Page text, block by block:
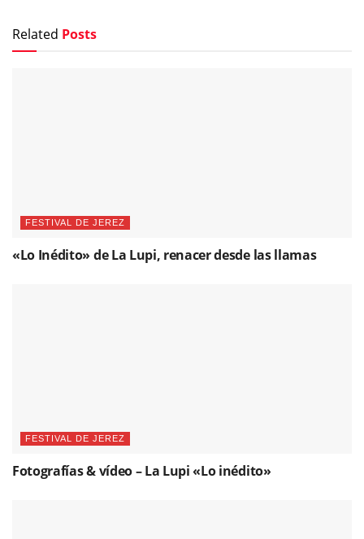
Related Posts
FESTIVAL DE JEREZ
«Lo Inédito» de La Lupi, renacer desde las llamas
FESTIVAL DE JEREZ
Fotografías & vídeo – La Lupi «Lo inédito»